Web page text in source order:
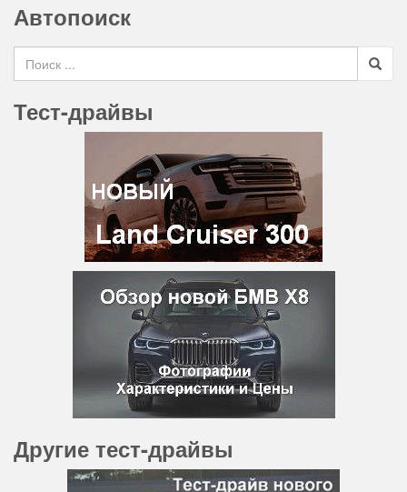
Автопоиск
Search for
Тест-драйвы
Другие тест-драйвы